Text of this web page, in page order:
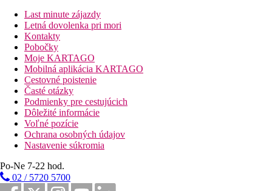
Last minute zájazdy
Letná dovolenka pri mori
Kontakty
Pobočky
Moje KARTAGO
Mobilná aplikácia KARTAGO
Cestovné poistenie
Časté otázky
Podmienky pre cestujúcich
Dôležité informácie
Voľné pozície
Ochrana osobných údajov
Nastavenie súkromia
Po-Ne 7-22 hod.
02 / 5720 5700